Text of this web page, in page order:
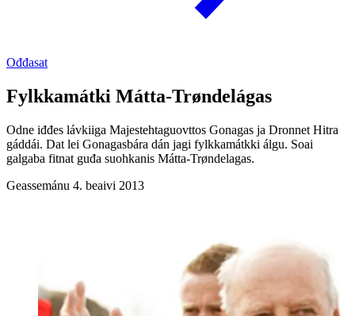
Ođđasat
Fylkkamátki Mátta-Trøndelágas
Odne iđđes lávkiiga Majestehtaguovttos Gonagas ja Dronnet Hitra
gáddái. Dat lei Gonagasbára dán jagi fylkkamátkki álgu. Soai
galgaba fitnat guđa suohkanis Mátta-Trøndelagas.
Geassemánu 4. beaivi 2013